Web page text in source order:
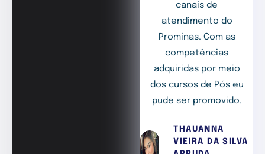
canais de
atendimento do
Prominas. Com as
competências
adquiridas por meio
dos cursos de Pós eu
pude ser promovido.
THAUANNA
VIEIRA DA SILVA